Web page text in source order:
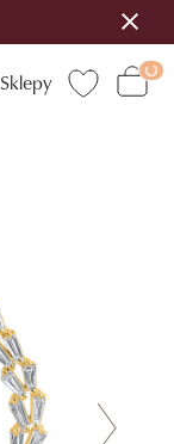
Sklepy